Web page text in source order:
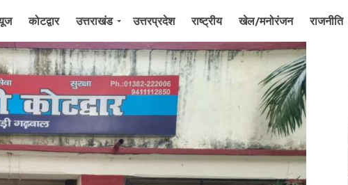
कोटद्वार उत्तराखंड उत्तरप्रदेश राष्ट्रीय खेल/मनोरंजन राजनीति